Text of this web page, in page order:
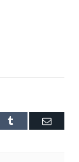
Tumblr Email